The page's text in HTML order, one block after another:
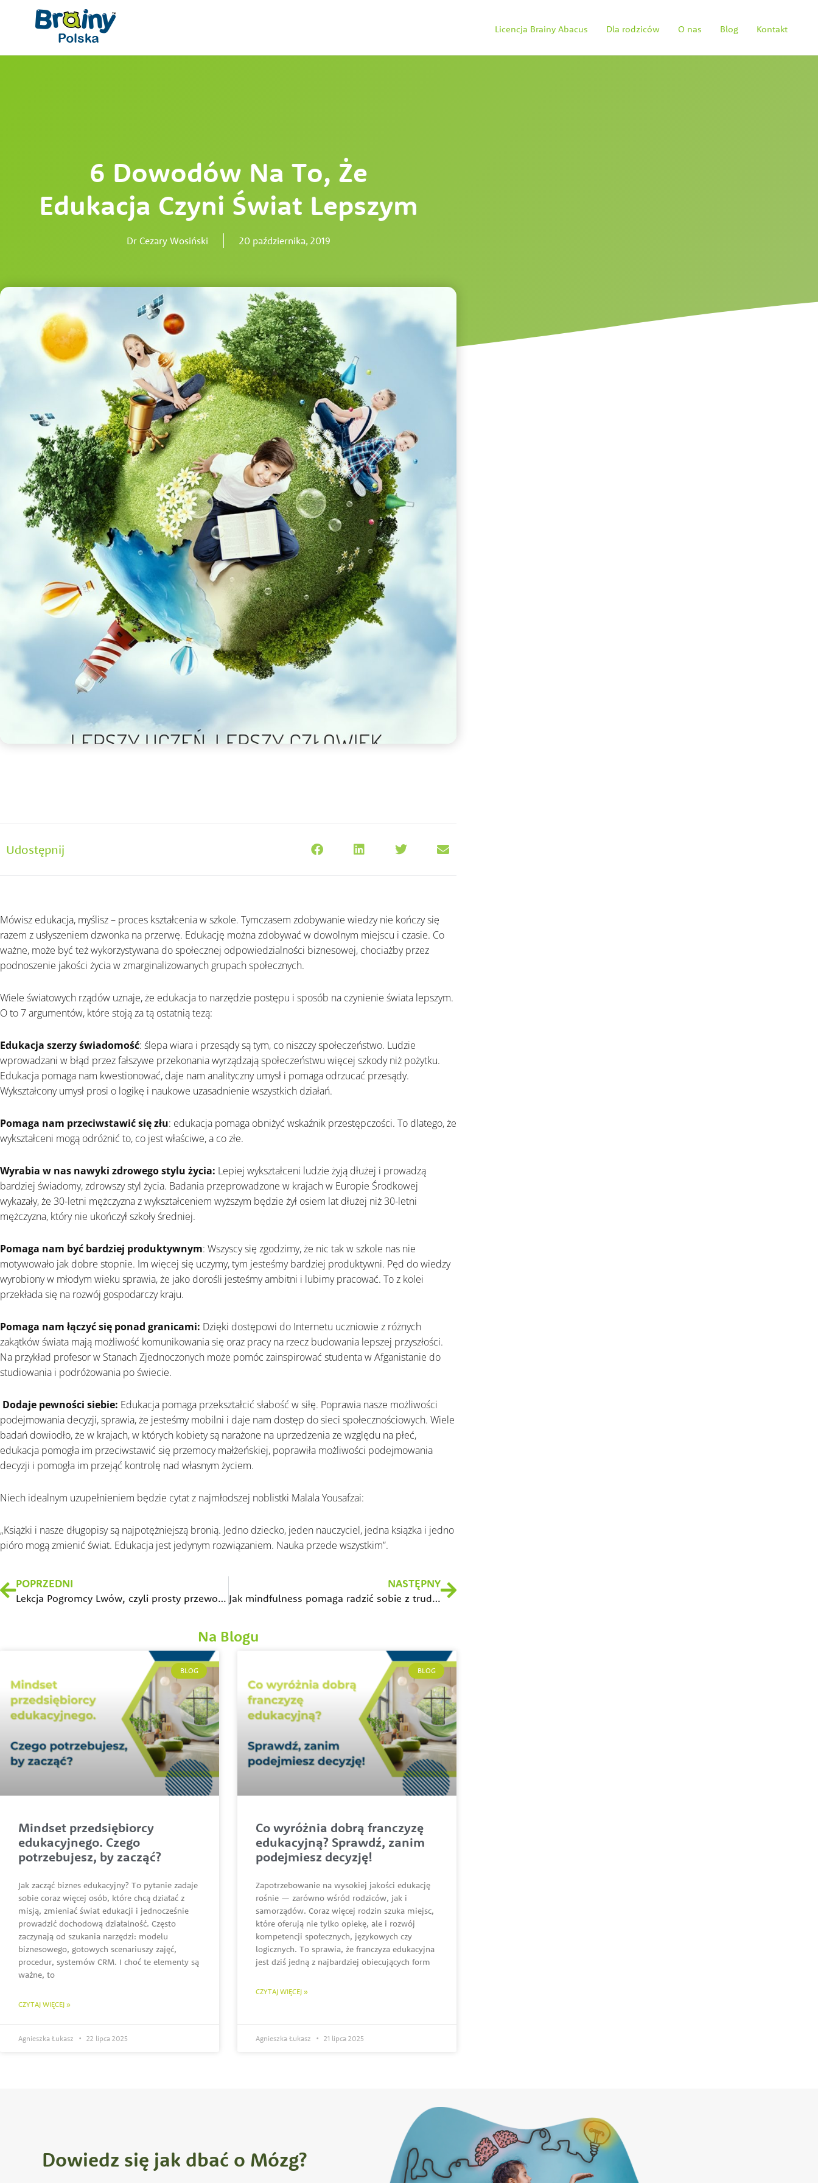
Licencja Brainy Abacus Dla rodziców O nas Blog Kontakt
6 Dowodów Na To, Że
Edukacja Czyni Świat Lepszym
Dr Cezary Wosiński 20 października, 2019
Udostępnij
Mówisz edukacja, myślisz – proces kształcenia w szkole. Tymczasem zdobywanie wiedzy nie kończy się
razem z usłyszeniem dzwonka na przerwę. Edukację można zdobywać w dowolnym miejscu i czasie. Co
ważne, może być też wykorzystywana do społecznej odpowiedzialności biznesowej, chociażby przez
podnoszenie jakości życia w zmarginalizowanych grupach społecznych.
Wiele światowych rządów uznaje, że edukacja to narzędzie postępu i sposób na czynienie świata lepszym.
O to 7 argumentów, które stoją za tą ostatnią tezą:
Edukacja szerzy świadomość: ślepa wiara i przesądy są tym, co niszczy społeczeństwo. Ludzie
wprowadzani w błąd przez fałszywe przekonania wyrządzają społeczeństwu więcej szkody niż pożytku.
Edukacja pomaga nam kwestionować, daje nam analityczny umysł i pomaga odrzucać przesądy.
Wykształcony umysł prosi o logikę i naukowe uzasadnienie wszystkich działań.
Pomaga nam przeciwstawić się złu: edukacja pomaga obniżyć wskaźnik przestępczości. To dlatego, że
wykształceni mogą odróżnić to, co jest właściwe, a co złe.
Wyrabia w nas nawyki zdrowego stylu życia: Lepiej wykształceni ludzie żyją dłużej i prowadzą
bardziej świadomy, zdrowszy styl życia. Badania przeprowadzone w krajach w Europie Środkowej
wykazały, że 30-letni mężczyzna z wykształceniem wyższym będzie żył osiem lat dłużej niż 30-letni
mężczyzna, który nie ukończył szkoły średniej.
Pomaga nam być bardziej produktywnym: Wszyscy się zgodzimy, że nic tak w szkole nas nie
motywowało jak dobre stopnie. Im więcej się uczymy, tym jesteśmy bardziej produktywni. Pęd do wiedzy
wyrobiony w młodym wieku sprawia, że jako dorośli jesteśmy ambitni i lubimy pracować. To z kolei
przekłada się na rozwój gospodarczy kraju.
Pomaga nam łączyć się ponad granicami: Dzięki dostępowi do Internetu uczniowie z różnych
zakątków świata mają możliwość komunikowania się oraz pracy na rzecz budowania lepszej przyszłości.
Na przykład profesor w Stanach Zjednoczonych może pomóc zainspirować studenta w Afganistanie do
studiowania i podróżowania po świecie.
Dodaje pewności siebie: Edukacja pomaga przekształcić słabość w siłę. Poprawia nasze możliwości
podejmowania decyzji, sprawia, że ​​jesteśmy mobilni i daje nam dostęp do sieci społecznościowych. Wiele
badań dowiodło, że w krajach, w których kobiety są narażone na uprzedzenia ze względu na płeć,
edukacja pomogła im przeciwstawić się przemocy małżeńskiej, poprawiła możliwości podejmowania
decyzji i pomogła im przejąć kontrolę nad własnym życiem.
Niech idealnym uzupełnieniem będzie cytat z najmłodszej noblistki Malala Yousafzai:
„Książki i nasze długopisy są najpotężniejszą bronią. Jedno dziecko, jeden nauczyciel, jedna książka i jedno
pióro mogą zmienić świat. Edukacja jest jedynym rozwiązaniem. Nauka przede wszystkim”.
PrevPOPRZEDNI
Lekcja Pogromcy Lwów, czyli prosty przewodnik po lepszym skupieniu i koncentracji
NASTĘPNY
Jak mindfulness pomaga radzić sobie z trudnościami losu
Następny
Na Blogu
BLOG
Mindset przedsiębiorcy
edukacyjnego. Czego
potrzebujesz, by zacząć?
Jak zacząć biznes edukacyjny? To pytanie zadaje
sobie coraz więcej osób, które chcą działać z
misją, zmieniać świat edukacji i jednocześnie
prowadzić dochodową działalność. Często
zaczynają od szukania narzędzi: modelu
biznesowego, gotowych scenariuszy zajęć,
procedur, systemów CRM. I choć te elementy są
ważne, to
CZYTAJ WIĘCEJ »
Agnieszka Łukasz 22 lipca 2025
BLOG
Co wyróżnia dobrą franczyzę
edukacyjną? Sprawdź, zanim
podejmiesz decyzję!
Zapotrzebowanie na wysokiej jakości edukację
rośnie — zarówno wśród rodziców, jak i
samorządów. Coraz więcej rodzin szuka miejsc,
które oferują nie tylko opiekę, ale i rozwój
kompetencji społecznych, językowych czy
logicznych. To sprawia, że franczyza edukacyjna
jest dziś jedną z najbardziej obiecujących form
CZYTAJ WIĘCEJ »
Agnieszka Łukasz 21 lipca 2025
Dowiedz się jak dbać o Mózg?